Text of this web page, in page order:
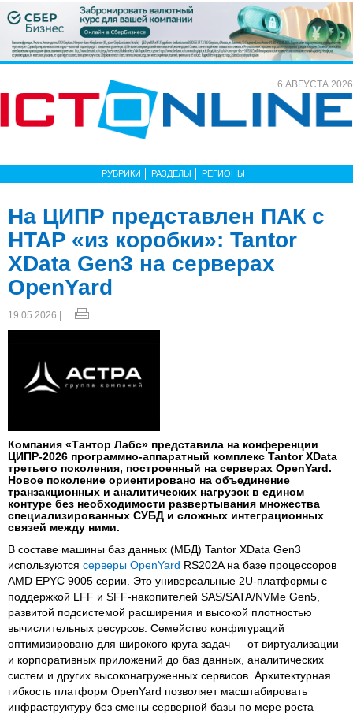
6 АВГУСТА 2026
РУБРИКИ РАЗДЕЛЫ РЕГИОНЫ
На ЦИПР представлен ПАК с
HTAP «из коробки»: Tantor
XData Gen3 на серверах
OpenYard
19.05.2026 |
Компания «Тантор Лабс» представила на конференции
ЦИПР-2026 программно-аппаратный комплекс Tantor XData
третьего поколения, построенный на серверах OpenYard.
Новое поколение ориентировано на объединение
транзакционных и аналитических нагрузок в едином
контуре без необходимости развертывания множества
специализированных СУБД и сложных интеграционных
связей между ними.
В составе машины баз данных (МБД) Tantor XData Gen3
используются серверы OpenYard RS202A на базе процессоров
AMD EPYC 9005 серии. Это универсальные 2U-платформы с
поддержкой LFF и SFF-накопителей SAS/SATA/NVMe Gen5,
развитой подсистемой расширения и высокой плотностью
вычислительных ресурсов. Семейство конфигураций
оптимизировано для широкого круга задач ― от виртуализации
и корпоративных приложений до баз данных, аналитических
систем и других высоконагруженных сервисов. Архитектурная
гибкость платформ OpenYard позволяет масштабировать
инфраструктуру без смены серверной базы по мере роста